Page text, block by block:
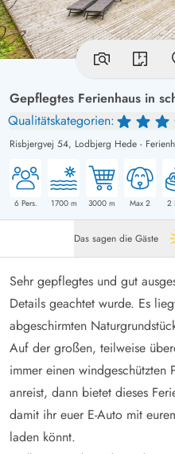
Gepflegtes Ferienhaus in
Qualitätskategorien:
Risbjergvej 54, Lodbjerg Hede -
6Pers. 1700m 3000 m Max 2 2
Das sagen die Gäste
Sehr gepflegtes und gut
Details geachtet wurde. Es
abgeschirmten
Auf der großen, teilweise
immer einen
anreist, dann bietet dieses
damit ihr euer E-Auto mit
laden könnt.